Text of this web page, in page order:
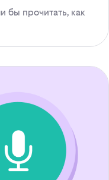
бы прочитать, как